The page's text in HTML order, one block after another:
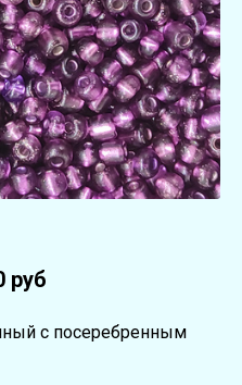
руб
с посеребренным